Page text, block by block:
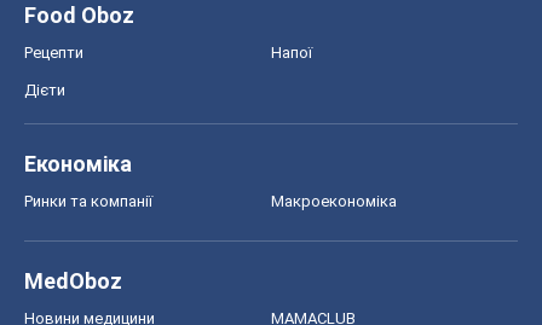
Food Oboz
Рецепти Напої
Дієти
Економіка
Ринки та компанії Макроекономіка
MedOboz
Новини медицини MAMACLUB